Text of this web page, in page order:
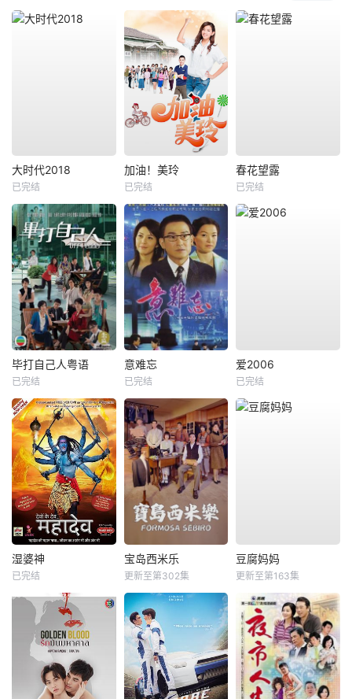
大时代2018
已完结
加油！美玲
已完结
春花望露
已完结
毕打自己人粤语
已完结
意难忘
已完结
爱2006
已完结
湿婆神
已完结
宝岛西米乐
更新至第302集
豆腐妈妈
更新至第163集